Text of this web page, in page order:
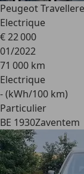
Peugeot Traveller
Electrique
€ 22 000
01/2022
71 000 km
Electrique
- (kWh/100 km)
Particulier
BE 1930Zaventem